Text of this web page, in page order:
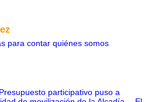
para contar quiénes somos
participativo puso a